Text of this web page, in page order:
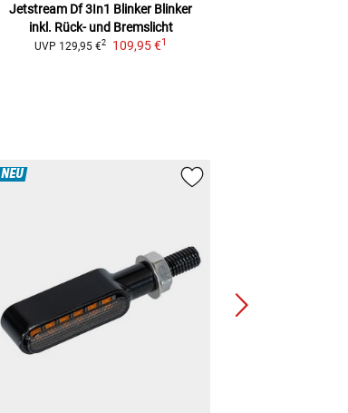
Jetstream Df 3In1 Blinker Blinker
inkl. Rück- und Bremslicht
UVP 129,95 €2 109,95 €1
NEU